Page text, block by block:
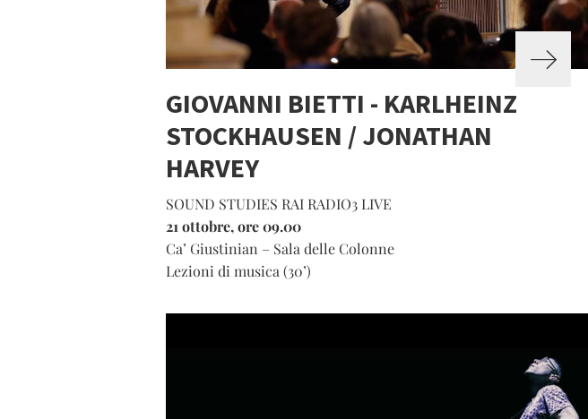
GIOVANNI BIETTI - KARLHEINZ
STOCKHAUSEN / JONATHAN
HARVEY
SOUND STUDIES RAI RADIO3 LIVE
21 ottobre, ore 09.00
Ca’ Giustinian – Sala delle Colonne
Lezioni di musica (30’)